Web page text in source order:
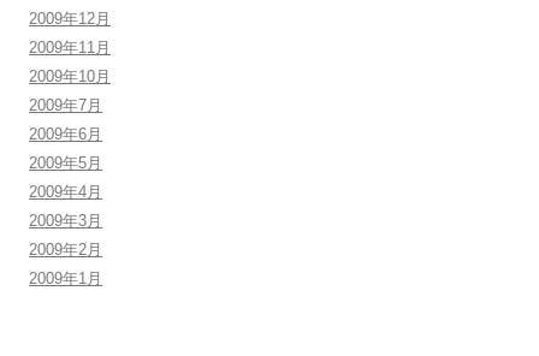
2009年12月
2009年11月
2009年10月
2009年7月
2009年6月
2009年5月
2009年4月
2009年3月
2009年2月
2009年1月